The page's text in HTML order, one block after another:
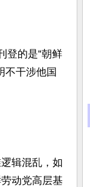
登的是“朝鲜
不干涉他国
辑混乱，如
动党高层基